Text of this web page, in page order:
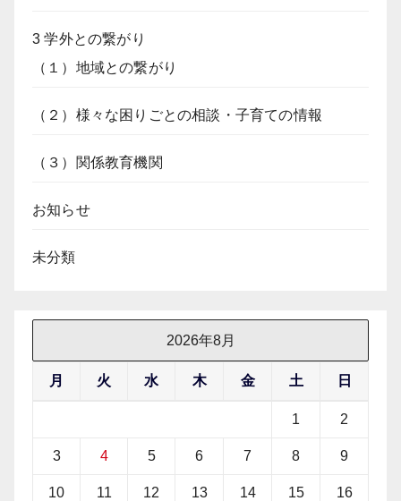
3 学外との繋がり
（１）地域との繋がり
（２）様々な困りごとの相談・子育ての情報
（３）関係教育機関
お知らせ
未分類
2026年8月
月 火 水 木 金 土 日
1 2
3 4 5 6 7 8 9
10 11 12 13 14 15 16